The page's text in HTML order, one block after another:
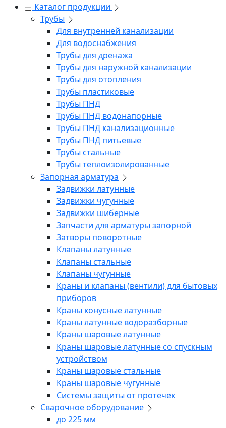
Каталог продукции
Трубы
Для внутренней канализации
Для водоснабжения
Трубы для дренажа
Трубы для наружной канализации
Трубы для отопления
Трубы пластиковые
Трубы ПНД
Трубы ПНД водонапорные
Трубы ПНД канализационные
Трубы ПНД питьевые
Трубы стальные
Трубы теплоизолированные
Запорная арматура
Задвижки латунные
Задвижки чугунные
Задвижки шиберные
Запчасти для арматуры запорной
Затворы поворотные
Клапаны латунные
Клапаны стальные
Клапаны чугунные
Краны и клапаны (вентили) для бытовых
приборов
Краны конусные латунные
Краны латунные водоразборные
Краны шаровые латунные
Краны шаровые латунные со спускным
устройством
Краны шаровые стальные
Краны шаровые чугунные
Системы защиты от протечек
Сварочное оборудование
до 225 мм